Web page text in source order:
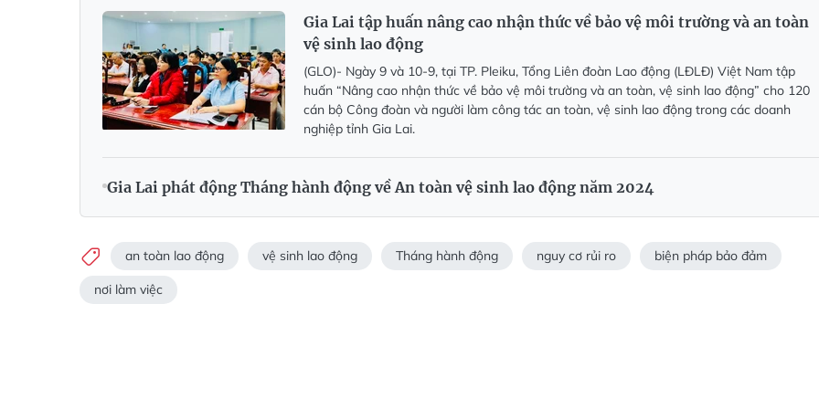
Gia Lai tập huấn nâng cao nhận thức về bảo vệ môi trường và an toàn
vệ sinh lao động
(GLO)- Ngày 9 và 10-9, tại TP. Pleiku, Tổng Liên đoàn Lao động (LĐLĐ) Việt Nam tập
huấn “Nâng cao nhận thức về bảo vệ môi trường và an toàn, vệ sinh lao động” cho 120
cán bộ Công đoàn và người làm công tác an toàn, vệ sinh lao động trong các doanh
nghiệp tỉnh Gia Lai.
Gia Lai phát động Tháng hành động về An toàn vệ sinh lao động năm 2024
an toàn lao động vệ sinh lao động Tháng hành động nguy cơ rủi ro biện pháp bảo đảm
nơi làm việc